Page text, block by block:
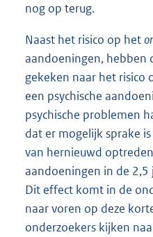
nog op terug.
Naast het risico op het
aandoeningen, hebben
gekeken naar het risico
een psychische
psychische problemen
dat er mogelijk sprake
van hernieuwd
aandoeningen in de
Dit effect komt in de
naar voren op deze
onderzoekers kijken